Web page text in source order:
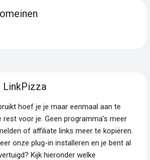
LinkPizza
hoef je je maar eenmaal aan te
rest voor je. Geen programma’s meer
of affiliate links meer te kopiëren.
onze plug-in installeren en je bent al
Kijk hieronder welke